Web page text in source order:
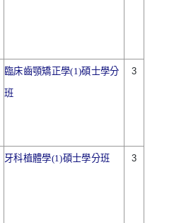
臨床齒顎矯正學(1)碩士學分
班
3
牙科植體學(1)碩士學分班 3